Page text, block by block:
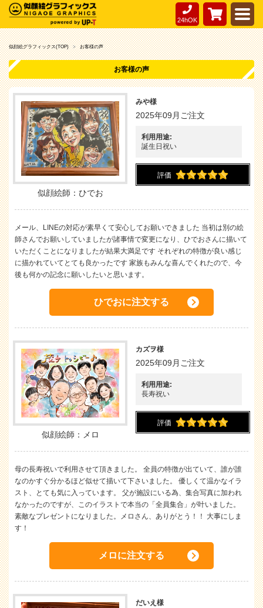
24hOK
似顔絵グラフィックス(TOP) お客様の声
お客様の声
似顔絵師：ひでお
みや様
2025年09月ご注文
利用用途:
誕生日祝い
評価
メール、LINEの対応が素早くて安心してお願いできました 当初は別の絵
師さんでお願いしていましたが諸事情で変更になり、ひでおさんに描いて
いただくことになりましたが結果大満足です それぞれの特徴が良い感じ
に描かれていてとても良かったです 家族もみんな喜んでくれたので、今
後も何かの記念に願いしたいと思います。
ひでおに注文する
似顔絵師：メロ
カズヲ様
2025年09月ご注文
利用用途:
長寿祝い
評価
母の長寿祝いで利用させて頂きました。 全員の特徴が出ていて、誰が誰
なのかすぐ分かるほど似せて描いて下さいました。 優しくて温かなイラ
スト、とても気に入っています。 父が施設にいる為、集合写真に加われ
なかったのですが、このイラストで本当の「全員集合」が叶いました。
素敵なプレゼントになりました。メロさん、ありがとう！！ 大事にしま
す！
メロに注文する
だいえ様